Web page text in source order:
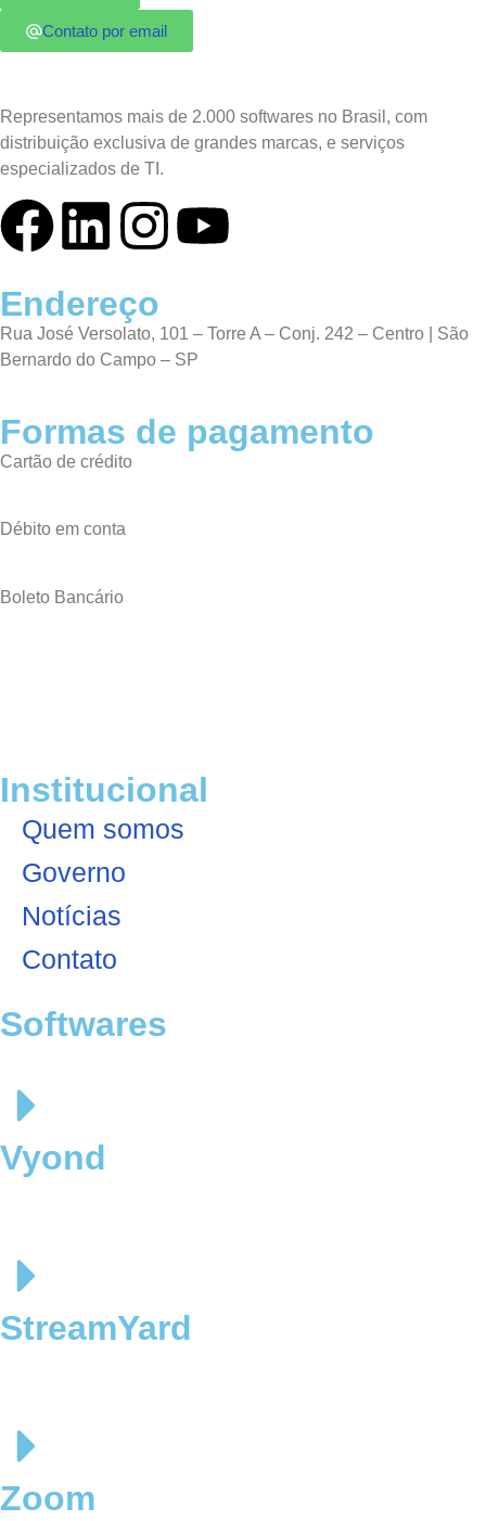
Contato por email
Representamos mais de 2.000 softwares no Brasil, com
distribuição exclusiva de grandes marcas, e serviços
especializados de TI.
Endereço
Rua José Versolato, 101 – Torre A – Conj. 242 – Centro | São
Bernardo do Campo – SP
Formas de pagamento
Cartão de crédito
Débito em conta
Boleto Bancário
Institucional
Quem somos
Governo
Notícias
Contato
Softwares
Vyond
StreamYard
Zoom